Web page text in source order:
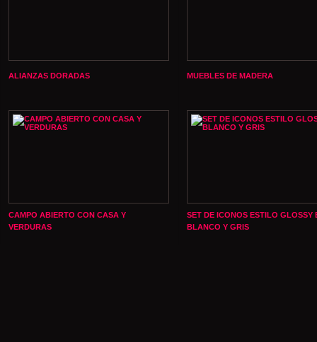
ALIANZAS DORADAS MUEBLES DE MADERA
CAMPO ABIERTO CON CASA Y
VERDURAS
SET DE ICONOS ESTILO GLOSSY
BLANCO Y GRIS